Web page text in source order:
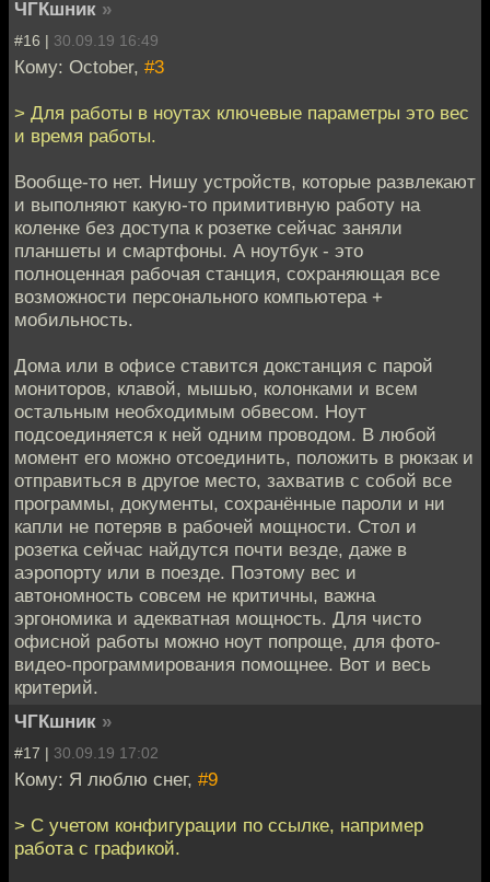
ЧГКшник »
#16 | 30.09.19 16:49
Кому: October, #3
> Для работы в ноутах ключевые параметры это вес
и время работы.
Вообще-то нет. Нишу устройств, которые развлекают
и выполняют какую-то примитивную работу на
коленке без доступа к розетке сейчас заняли
планшеты и смартфоны. А ноутбук - это
полноценная рабочая станция, сохраняющая все
возможности персонального компьютера +
мобильность.
Дома или в офисе ставится докстанция с парой
мониторов, клавой, мышью, колонками и всем
остальным необходимым обвесом. Ноут
подсоединяется к ней одним проводом. В любой
момент его можно отсоединить, положить в рюкзак и
отправиться в другое место, захватив с собой все
программы, документы, сохранённые пароли и ни
капли не потеряв в рабочей мощности. Стол и
розетка сейчас найдутся почти везде, даже в
аэропорту или в поезде. Поэтому вес и
автономность совсем не критичны, важна
эргономика и адекватная мощность. Для чисто
офисной работы можно ноут попроще, для фото-
видео-программирования помощнее. Вот и весь
критерий.
ЧГКшник »
#17 | 30.09.19 17:02
Кому: Я люблю снег, #9
> С учетом конфигурации по ссылке, например
работа с графикой.